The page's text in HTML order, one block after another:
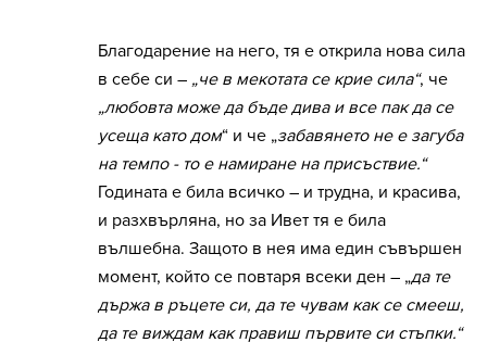
Благодарение на него, тя е открила нова сила
в себе си – „че в мекотата се крие сила“, че
„любовта може да бъде дива и все пак да се
усеща като дом“ и че „забавянето не е загуба
на темпо - то е намиране на присъствие.“
Годината е била всичко – и трудна, и красива,
и разхвърляна, но за Ивет тя е била
вълшебна. Защото в нея има един съвършен
момент, който се повтаря всеки ден – „да те
държа в ръцете си, да те чувам как се смееш,
да те виждам как правиш първите си стъпки.“